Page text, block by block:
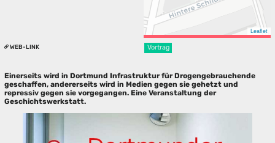
Leaflet
WEB-LINK Vortrag
Einerseits wird in Dortmund Infrastruktur für Drogengebrauchende
geschaffen, andererseits wird in Medien gegen sie gehetzt und
repressiv gegen sie vorgegangen. Eine Veranstaltung der
Geschichtswerkstatt.